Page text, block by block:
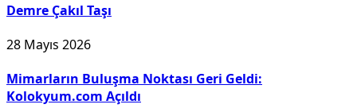
Demre Çakıl Taşı
28 Mayıs 2026
Mimarların Buluşma Noktası Geri Geldi:
Kolokyum.com Açıldı